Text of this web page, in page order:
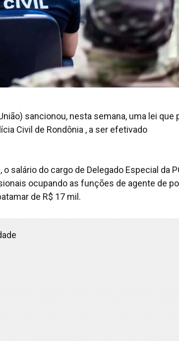
sancionou, nesta semana, uma lei que
Civil de Rondônia , a ser efetivado
salário do cargo de Delegado Especial da
ocupando as funções de agente de
de R$ 17 mil.